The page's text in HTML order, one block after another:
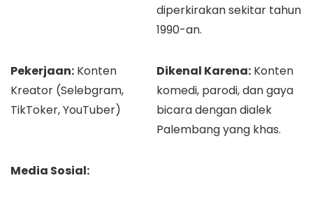
diperkirakan sekitar tahun
1990-an.
Pekerjaan: Konten
Kreator (Selebgram,
TikToker, YouTuber)
Dikenal Karena: Konten
komedi, parodi, dan gaya
bicara dengan dialek
Palembang yang khas.
Media Sosial: